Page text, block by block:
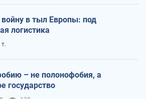
в тыл Европы: под
логистика
– не полонофобия, а
государство